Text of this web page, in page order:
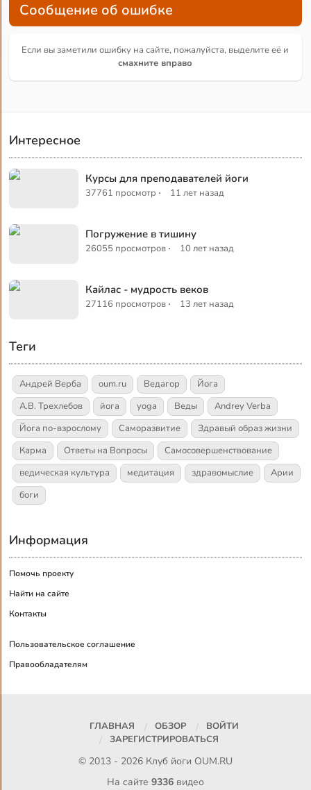
Сообщение об ошибке
Если вы заметили ошибку на сайте, пожалуйста, выделите её и
смахните вправо
Интересное
Курсы для преподавателей йоги
37761 просмотр · 11 лет назад
Погружение в тишину
26055 просмотров · 10 лет назад
Кайлас - мудрость веков
27116 просмотров · 13 лет назад
Теги
Андрей Верба oum.ru Ведагор
Йога
А.В. Трехлебов
йога yoga Веды
Andrey Verba
Йога по-взрослому
Саморазвитие
Здравый образ жизни
Карма
Ответы на Вопросы
Самосовершенствование
ведическая культура
медитация здравомыслие
Арии
боги
Информация
Помочь проекту
Найти на сайте
Контакты
Пользовательское соглашение
Правообладателям
ГЛАВНАЯ ОБЗОР
ВОЙТИ
ЗАРЕГИСТРИРОВАТЬСЯ
© 2013 - 2026 Клуб йоги OUM.RU
На сайте 9336видео